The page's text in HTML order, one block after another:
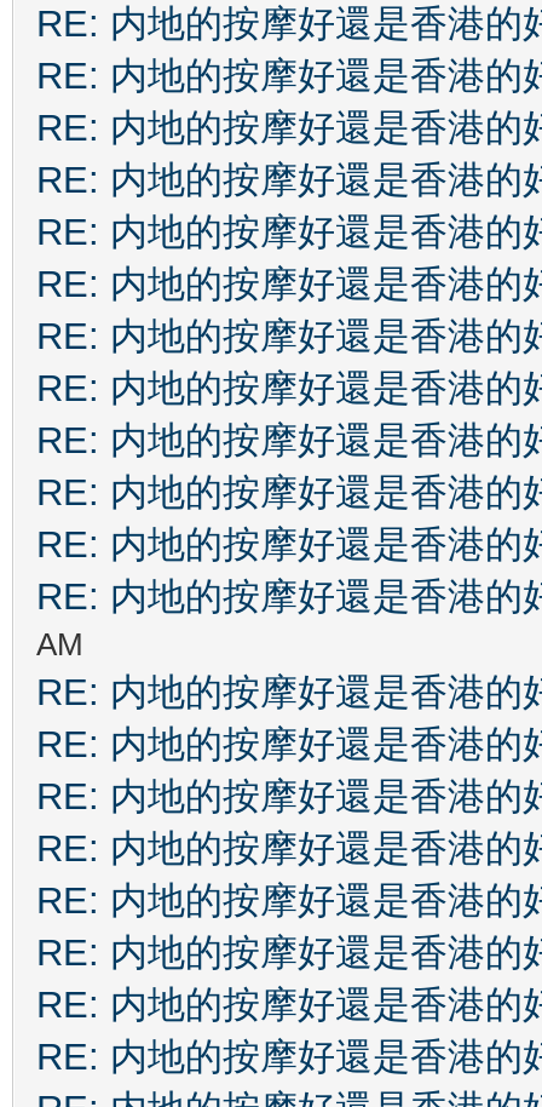
RE: 内地的按摩好還是香港的
RE: 内地的按摩好還是香港的
RE: 内地的按摩好還是香港的
RE: 内地的按摩好還是香港的
RE: 内地的按摩好還是香港的
RE: 内地的按摩好還是香港的
RE: 内地的按摩好還是香港的
RE: 内地的按摩好還是香港的
RE: 内地的按摩好還是香港的
RE: 内地的按摩好還是香港的
RE: 内地的按摩好還是香港的
RE: 内地的按摩好還是香港的
AM
RE: 内地的按摩好還是香港的
RE: 内地的按摩好還是香港的
RE: 内地的按摩好還是香港的
RE: 内地的按摩好還是香港的
RE: 内地的按摩好還是香港的
RE: 内地的按摩好還是香港的
RE: 内地的按摩好還是香港的
RE: 内地的按摩好還是香港的